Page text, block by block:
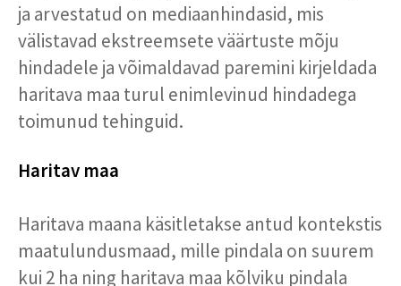
ja arvestatud on mediaanhindasid, mis
välistavad ekstreemsete väärtuste mõju
hindadele ja võimaldavad paremini kirjeldada
haritava maa turul enimlevinud hindadega
toimunud tehinguid.
Haritav maa
Haritava maana käsitletakse antud kontekstis
maatulundusmaad, mille pindala on suurem
kui 2 ha ning haritava maa kõlviku pindala